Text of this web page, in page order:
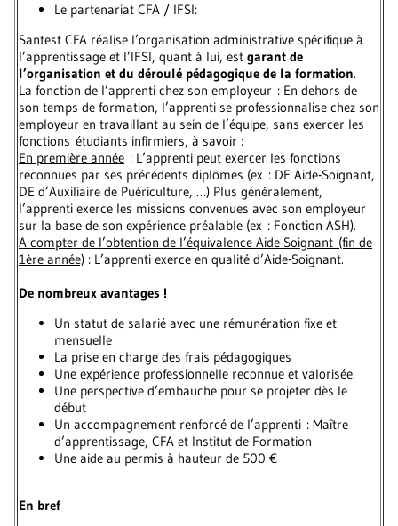
Le partenariat CFA / IFSI:
Santest CFA réalise l’organisation administrative spécifique à
l’apprentissage et l’IFSI, quant à lui, est garant de
l’organisation et du déroulé pédagogique de la formation.
La fonction de l’apprenti chez son employeur : En dehors de
son temps de formation, l’apprenti se professionnalise chez son
employeur en travaillant au sein de l’équipe, sans exercer les
fonctions étudiants infirmiers, à savoir :
En première année : L’apprenti peut exercer les fonctions
reconnues par ses précédents diplômes (ex : DE Aide-Soignant,
DE d’Auxiliaire de Puériculture, …) Plus généralement,
l’apprenti exerce les missions convenues avec son employeur
sur la base de son expérience préalable (ex : Fonction ASH).
A compter de l’obtention de l’équivalence Aide-Soignant (fin de
1ère année) : L’apprenti exerce en qualité d’Aide-Soignant.
De nombreux avantages !
Un statut de salarié avec une rémunération fixe et
mensuelle
La prise en charge des frais pédagogiques
Une expérience professionnelle reconnue et valorisée.
Une perspective d’embauche pour se projeter dès le
début
Un accompagnement renforcé de l’apprenti : Maître
d’apprentissage, CFA et Institut de Formation
Une aide au permis à hauteur de 500 €
En bref